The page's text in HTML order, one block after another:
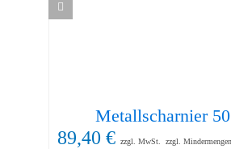
Metallscharnier
89,40 € zzgl. MwSt. zzgl.